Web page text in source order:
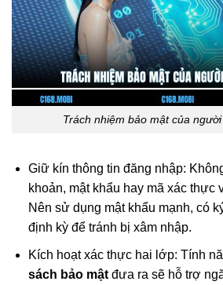
Trách nhiệm bảo mật của
Giữ kín thông tin đăng nhập:
khoản, mật khẩu hay mã xác thực
Nên sử dụng mật khẩu mạnh, có
định kỳ để tránh bị xâm nhập.
Kích hoạt xác thực hai lớp: Tính
sách bảo mậtđưa ra sẽ hỗ trợ